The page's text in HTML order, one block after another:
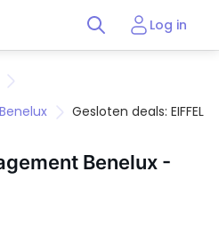
Log in
Gesloten deals: EIFFEL
Benelux -